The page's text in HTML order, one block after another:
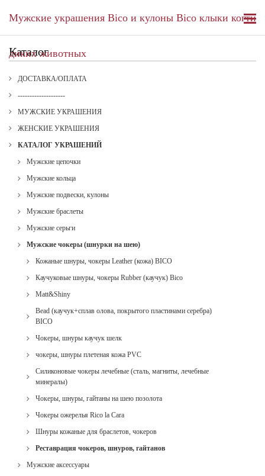
Мужские украшения Bico и кулоны Bico клыки когти
диких животных
Каталог
ДОСТАВКА/ОПЛАТА
--------------------
МУЖСКИЕ УКРАШЕНИЯ
ЖЕНСКИЕ УКРАШЕНИЯ
КАТАЛОГ УКРАШЕНИЙ
Мужские цепочки
Мужские кольца
Мужские подвески, кулоны
Мужские браслеты
Мужские серьги
Мужские чокеры (шнурки на шею)
Кожаные шнуры, чокеры Leather (кожа) BICO
Каучуковые шнуры, чокеры Rubber (каучук) Bico
Matt&Shiny
Bead (каучук+сплав олова, покрытого пластинами серебра)
BICO
Чокеры, шнуры каучук шелк
чокеры, шнуры плетеная кожа PVC
Силиконовые чокеры лечебные (сталь, магниты, лечебные
минералы)
Чокеры, шнуры, гайтаны на шею позолота
Чокеры ожерелья Rico la Cara
Шнуры кожаные для браслетов, чокеров
Реставрация чокеров, шнуров, гайтанов
Мужские аксессуары